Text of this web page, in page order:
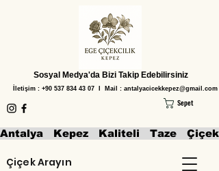
Sepet
Çiçek Arayın
İletişim : +90 537 834 43 07 I Mail : antalyacicekkepez@gmail.com
Antalya   Kepez   Kaliteli   Taze
Sosyal Medya'da Bizi Takip Edebilirsiniz